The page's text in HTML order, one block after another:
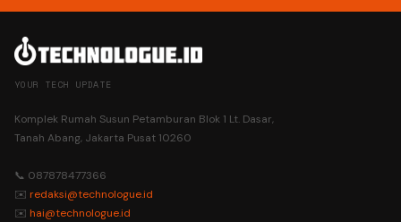
YOUR TECH UPDATE
Komplek Rumah Susun Petamburan Blok 1 Lt. Dasar,
Tanah Abang, Jakarta Pusat 10260
📞 087878477366
✉️ redaksi@technologue.id
✉️ hai@technologue.id